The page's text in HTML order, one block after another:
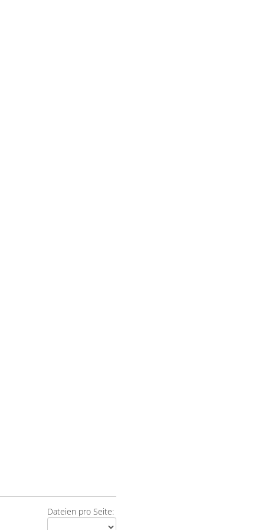
Dateien pro Seite: